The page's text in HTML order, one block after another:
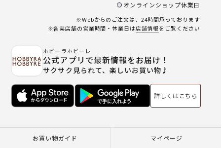
オンラインショップ休業日
※Webからのご注文は、24時間承っております
※各実店舗の営業時間・休業日は店舗情報をご覧ください
ホビーラホビーレ
公式アプリで最新情報をお届け！
サクサク見られて、楽しいお買い物♪
詳しくはこちら
お買い物ガイド マイページ